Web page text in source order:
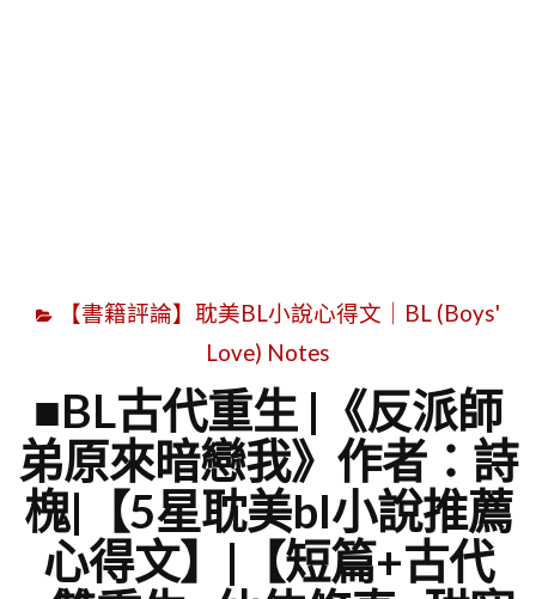
【書籍評論】耽美BL小說心得文｜BL (Boys'
Love) Notes
■BL古代重生 |《反派師
弟原來暗戀我》作者：詩
槐|【5星耽美bl小說推薦
心得文】|【短篇+古代